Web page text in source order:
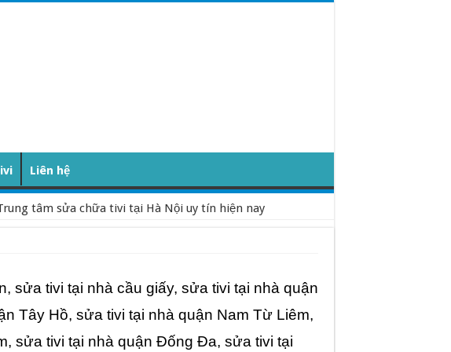
Liên hệ
tâm sửa chữa tivi tại Hà Nội uy tín hiện nay
sửa tivi tại nhà cầu giấy, sửa tivi tại nhà quận
Tây Hồ, sửa tivi tại nhà quận Nam Từ Liêm,
sửa tivi tại nhà quận Đống Đa, sửa tivi tại